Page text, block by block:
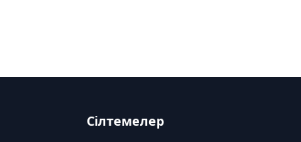
Сілтемелер